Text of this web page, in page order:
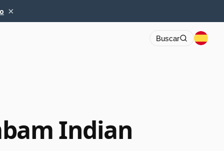
×
Buscar
Indian